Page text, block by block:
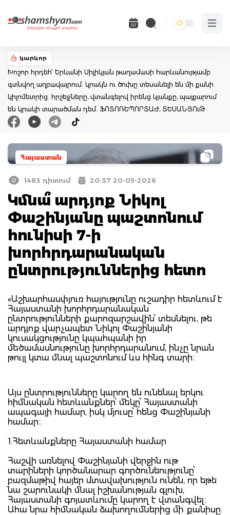
Open
կարևոր
Խոշոր հրդեհ՝ Երևանի Սիլիկյան թաղամասի հարևանությամբ
գտնվող աղբավայրում. կրակն ու ծուխը տեսանելի են մի քանի
կիլոմետրից. հրշեջները, վտանգելով իրենց կյանքը, պայքարում
են կրակի տարածման դեմ. ՖՈՏՈՌԵՊՈՐՏԱԺ, ՏԵՍԱՆՅՈւԹ
Հայաստան
1483 դիտում 20:37 20-05-2026
Կմնա՞ արդյոք Նիկոլ
Փաշինյանը պաշտոնում
հունիսի 7-ի
խորհրդարանական
ընտրություններից հետո
«Աշխարհասփյուռ հայությունը ուշադիր հետևում է
Հայաստանի խորհրդարանական
ընտրությունների քարոզարշավին՝ տեսնելու, թե
արդյոք վարչապետ Նիկոլ Փաշինյանի
կուսակցությունը կպահպանի իր
մեծամասնությունը խորհրդարանում, ինչը նրան
թույլ կտա մնալ պաշտոնում ևս հինգ տարի։
Այս ընտրությունները կարող են ունենալ երկու
հիմնական հետևանքներ՝ մեկը՝ Հայաստանի
ապագայի համար, իսկ մյուսը՝ հենց Փաշինյանի
համար։
1.Հետևանքները Հայաստանի համար
Հաշվի առնելով Փաշինյանի վերջին ութ
տարիների կործանարար գործունեությունը՝
բազմաթիվ հայեր մտավախություն ունեն, որ եթե
նա շարունակի մնալ իշխանության գլուխ,
Հայաստանի գոյատևումը կարող է վտանգվել։
Ահա նրա հիմնական ձախողումներից մի քանիսը.